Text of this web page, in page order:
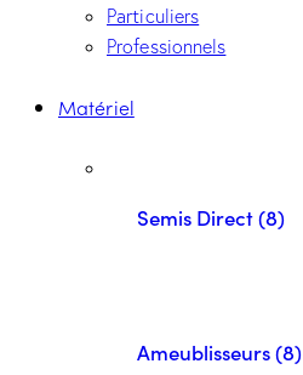
Particuliers
Professionnels
Matériel
Semis Direct (8)
Ameublisseurs (8)